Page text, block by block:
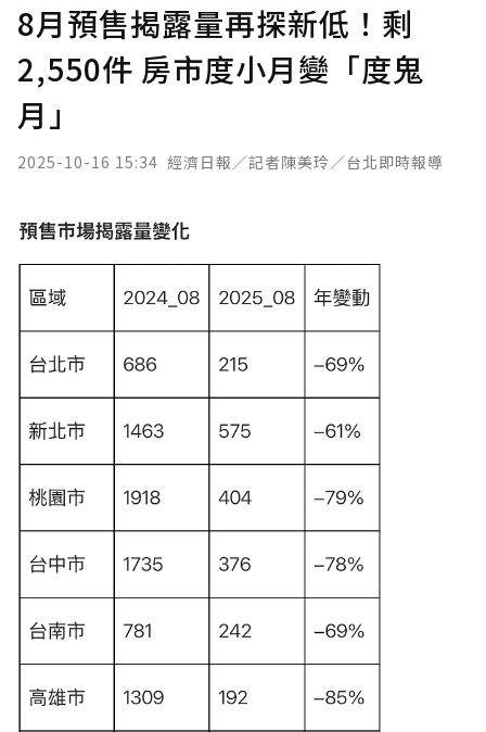
8月預售揭露量再探新低！剩
2,550件 房市度小月變「度鬼
月」
2025-10-16 15:34 經濟日報／記者陳美玲／台北即時報導